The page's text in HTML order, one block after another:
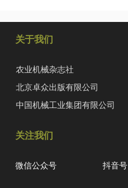
关于我们
农业机械杂志社
北京卓众出版有限公司
中国机械工业集团有限公司
关注我们
微信公众号 抖音号